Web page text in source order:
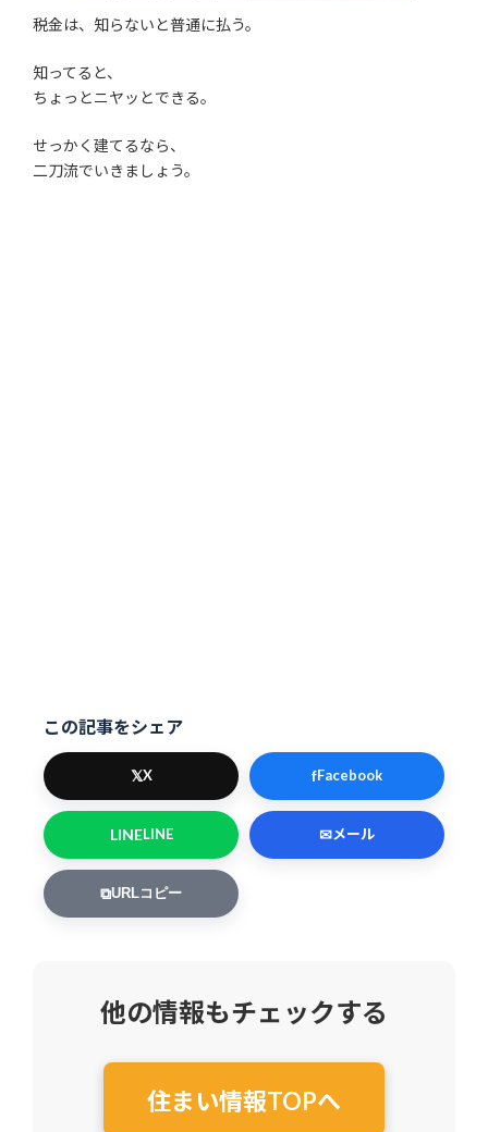
税金は、知らないと普通に払う。
知ってると、
ちょっとニヤッとできる。
せっかく建てるなら、
二刀流でいきましょう。
この記事をシェア
𝕏X fFacebook
LINELINE ✉メール
⧉URLコピー
他の情報もチェックする
住まい情報TOPへ